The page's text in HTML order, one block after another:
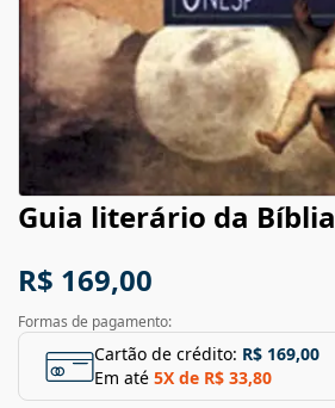
Guia literário da Bíblia
R$ 169,00
Formas de pagamento:
Cartão de crédito: R$ 169,00
Em até 5X de R$ 33,80